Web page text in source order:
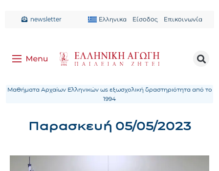
newsletter Ελληνικα Είσοδος Επικοινωνία
Μαθήματα Αρχαίων Ελληνικών ως εξωσχολική δραστηριότητα από το
1994
Παρασκευή 05/05/2023